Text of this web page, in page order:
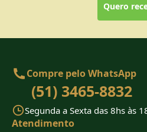
Quero
Compre pelo WhatsApp
(51) 3465-8832
Segunda a Sexta das 8hs às
Atendimento